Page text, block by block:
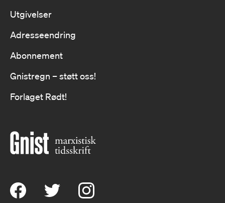
Utgivelser
Adresseendring
Abonnement
Gnistregn – støtt oss!
Forlaget Rødt!